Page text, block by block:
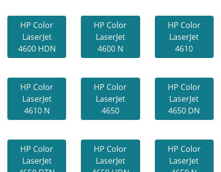
HP Color
LaserJet
4600 HDN
HP Color
LaserJet
4600 N
HP Color
LaserJet
4610
HP Color
LaserJet
4610 N
HP Color
LaserJet
4650
HP Color
LaserJet
4650 DN
HP Color
LaserJet
HP Color
LaserJet
HP Color
LaserJet